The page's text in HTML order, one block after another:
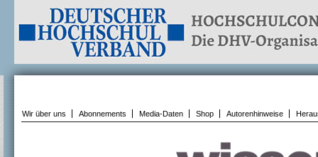
Wir über uns Abonnements Media-Daten Shop Autorenhinweise